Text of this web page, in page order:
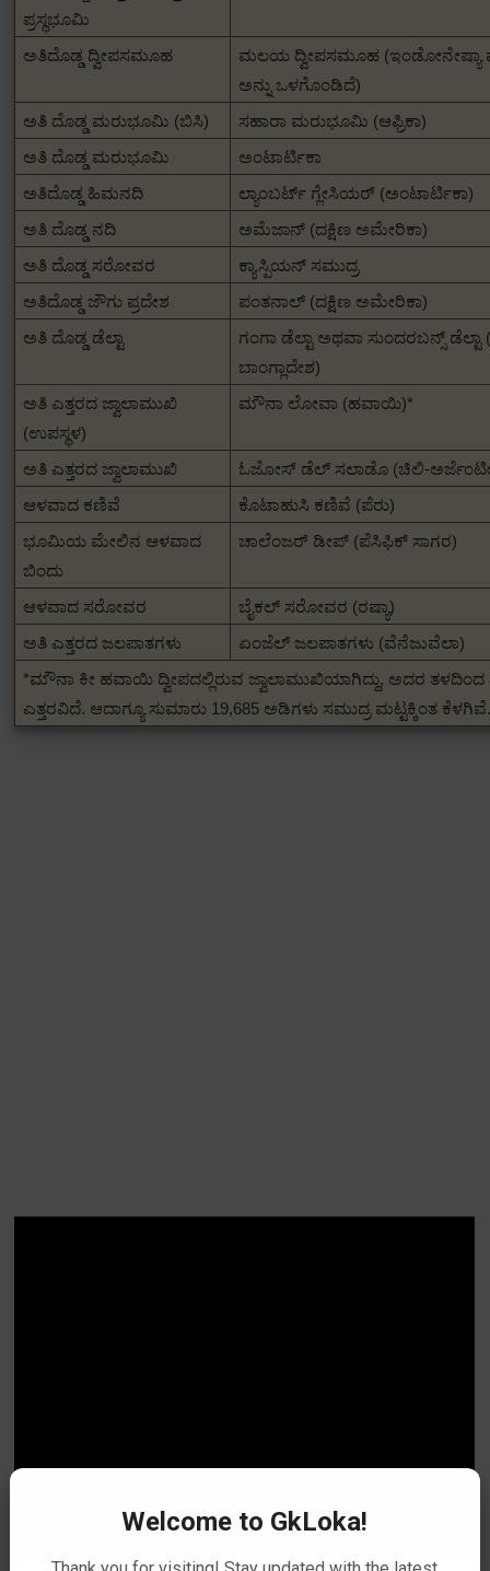
ಪ್ರಸ್ಥಭೂಮಿ
ಅತಿದೊಡ್ಡ ದ್ವೀಪಸಮೂಹ
ಮಲಯ ದ್ವೀಪಸಮೂಹ (ಇಂಡೋನೇಷ್ಯಾ
ಅನ್ನು ಒಳಗೊಂಡಿದೆ)
ಅತಿ ದೊಡ್ಡ ಮರುಭೂಮಿ (ಬಿಸಿ)
ಸಹಾರಾ ಮರುಭೂಮಿ (ಆಫ್ರಿಕಾ)
ಅತಿ ದೊಡ್ಡ ಮರುಭೂಮಿ
ಅಂಟಾರ್ಟಿಕಾ
ಅತಿದೊಡ್ಡ ಹಿಮನದಿ
ಲ್ಯಾಂಬರ್ಟ್ ಗ್ಲೇಸಿಯರ್ (ಅಂಟಾರ್ಟಿಕಾ)
ಅತಿ ದೊಡ್ಡ ನದಿ
ಅಮೆಜಾನ್ (ದಕ್ಷಿಣ ಅಮೇರಿಕಾ)
ಅತಿ ದೊಡ್ಡ ಸರೋವರ
ಕ್ಯಾಸ್ಪಿಯನ್ ಸಮುದ್ರ
ಅತಿದೊಡ್ಡ ಜೌಗು ಪ್ರದೇಶ
ಪಂತನಾಲ್ (ದಕ್ಷಿಣ ಅಮೇರಿಕಾ)
ಅತಿ ದೊಡ್ಡ ಡೆಲ್ಟಾ
ಗಂಗಾ ಡೆಲ್ಟಾ ಅಥವಾ ಸುಂದರಬನ್ಸ್ ಡೆಲ್ಟಾ
ಬಾಂಗ್ಲಾದೇಶ)
ಅತಿ ಎತ್ತರದ ಜ್ವಾಲಾಮುಖಿ
(ಉಪಸ್ಥಳ)
ಮೌನಾ ಲೋವಾ (ಹವಾಯಿ)*
ಅತಿ ಎತ್ತರದ ಜ್ವಾಲಾಮುಖಿ
ಓಜೋಸ್ ಡೆಲ್ ಸಲಾಡೊ (ಚಿಲಿ-
ಆಳವಾದ ಕಣಿವೆ
ಕೊಟಾಹುಸಿ ಕಣಿವೆ (ಪೆರು)
ಭೂಮಿಯ ಮೇಲಿನ ಆಳವಾದ
ಬಿಂದು
ಚಾಲೆಂಜರ್ ಡೀಪ್ (ಪೆಸಿಫಿಕ್ ಸಾಗರ)
ಆಳವಾದ ಸರೋವರ
ಬೈಕಲ್ ಸರೋವರ (ರಷ್ಯಾ)
ಅತಿ ಎತ್ತರದ ಜಲಪಾತಗಳು
ಏಂಜೆಲ್ ಜಲಪಾತಗಳು (ವೆನೆಜುವೆಲಾ)
*ಮೌನಾ ಕೀ ಹವಾಯಿ ದ್ವೀಪದಲ್ಲಿರುವ ಜ್ವಾಲಾಮುಖಿಯಾಗಿದ್ದು, ಅದರ ತಳದಿಂದ
ಎತ್ತರವಿದೆ. ಆದಾಗ್ಯೂ ಸುಮಾರು 19,685 ಅಡಿಗಳು ಸಮುದ್ರ ಮಟ್ಟಕ್ಕಿಂತ
Welcome to GkLoka!